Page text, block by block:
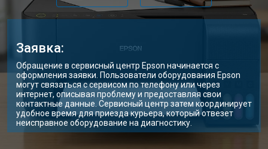
Заявка:
Обращение в сервисный центр Epson начинается с
оформления заявки. Пользователи оборудования Epson
могут связаться с сервисом по телефону или через
интернет, описывая проблему и предоставляя свои
контактные данные. Сервисный центр затем координирует
удобное время для приезда курьера, который отвезет
неисправное оборудование на диагностику.